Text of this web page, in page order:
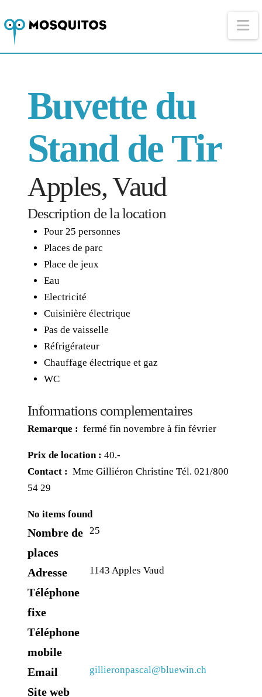
Buvette du
Stand de Tir
Apples, Vaud
Description de la location
Pour 25 personnes
Places de parc
Place de jeux
Eau
Electricité
Cuisinière électrique
Pas de vaisselle
Réfrigérateur
Chauffage électrique et gaz
WC
Informations complementaires
Remarque : fermé fin novembre à fin février
Prix de location : 40.-
Contact : Mme Gilliéron Christine Tél. 021/800
54 29
No items found
Nombre de
places
25
Adresse 1143 Apples Vaud
Téléphone
fixe
Téléphone
mobile
Email
gillieronpascal@bluewin.ch
Site web